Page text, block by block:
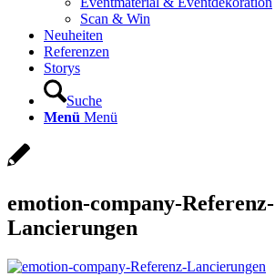
Scan & Win
Neuheiten
Referenzen
Storys
Suche
Menü Menü
emotion-company-Referenz-
Lancierungen